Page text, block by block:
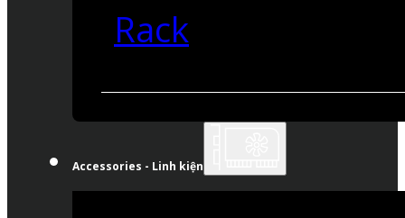
Rack
Accessories - Linh kiện